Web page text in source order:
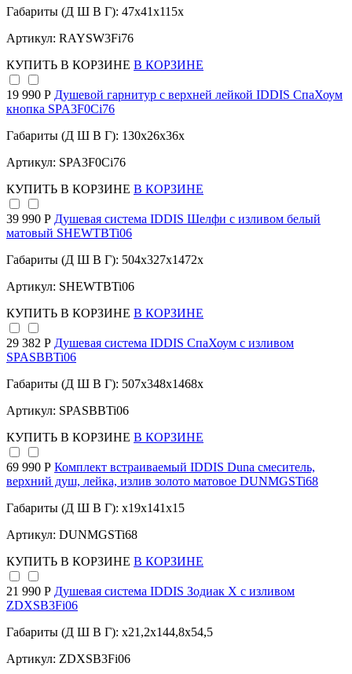
Габариты (Д Ш В Г): 47x41x115x
Артикул: RAYSW3Fi76
КУПИТЬ В КОРЗИНЕ В КОРЗИНЕ
19 990 Р Душевой гарнитур с верхней лейкой IDDIS СпаХоум
кнопка SPA3F0Ci76
Габариты (Д Ш В Г): 130x26x36x
Артикул: SPA3F0Ci76
КУПИТЬ В КОРЗИНЕ В КОРЗИНЕ
39 990 Р Душевая система IDDIS Шелфи с изливом белый
матовый SHEWTBTi06
Габариты (Д Ш В Г): 504x327x1472x
Артикул: SHEWTBTi06
КУПИТЬ В КОРЗИНЕ В КОРЗИНЕ
29 382 Р Душевая система IDDIS СпаХоум с изливом
SPASBBTi06
Габариты (Д Ш В Г): 507x348x1468x
Артикул: SPASBBTi06
КУПИТЬ В КОРЗИНЕ В КОРЗИНЕ
69 990 Р Комплект встраиваемый IDDIS Duna смеситель,
верхний душ, лейка, излив золото матовое DUNMGSTi68
Габариты (Д Ш В Г): x19x141x15
Артикул: DUNMGSTi68
КУПИТЬ В КОРЗИНЕ В КОРЗИНЕ
21 990 Р Душевая система IDDIS Зодиак X с изливом
ZDXSB3Fi06
Габариты (Д Ш В Г): x21,2x144,8x54,5
Артикул: ZDXSB3Fi06